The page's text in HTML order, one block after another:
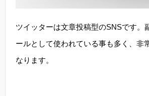
ツイッターは文章投稿型のSNSです。
ールとして使われている事も多く、非
なります。